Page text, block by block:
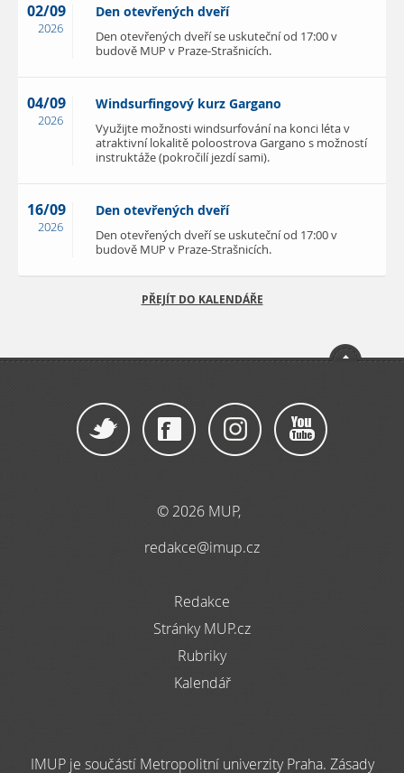
02/09
2026
Den otevřených dveří
Den otevřených dveří se uskuteční od 17:00 v
budově MUP v Praze-Strašnicích.
04/09
2026
Windsurfingový kurz Gargano
Využijte možnosti windsurfování na konci léta v
atraktivní lokalitě poloostrova Gargano s možností
instruktáže (pokročilí jezdí sami).
16/09
2026
Den otevřených dveří
Den otevřených dveří se uskuteční od 17:00 v
budově MUP v Praze-Strašnicích.
PŘEJÍT DO KALENDÁŘE
© 2026 MUP,
redakce@imup.cz
Redakce
Stránky MUP.cz
Rubriky
Kalendář
IMUP je součástí Metropolitní univerzity Praha. Zásady